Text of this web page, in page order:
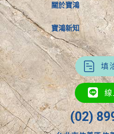
關於寶鴻
寶鴻新知
填
線
(02)